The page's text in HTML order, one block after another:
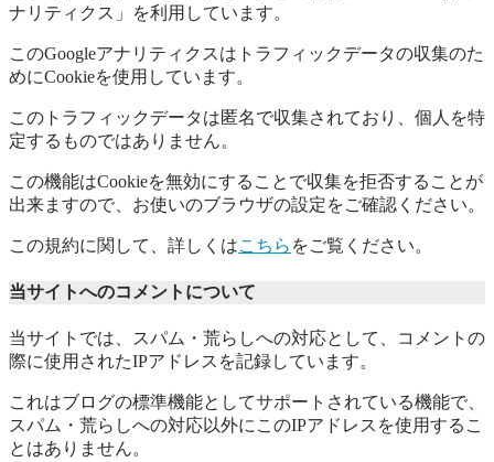
ナリティクス」を利用しています。
このGoogleアナリティクスはトラフィックデータの収集のた
めにCookieを使用しています。
このトラフィックデータは匿名で収集されており、個人を特
定するものではありません。
この機能はCookieを無効にすることで収集を拒否することが
出来ますので、お使いのブラウザの設定をご確認ください。
この規約に関して、詳しくはこちら をご覧ください。
当サイトへのコメントについて
当サイトでは、スパム・荒らしへの対応として、コメントの
際に使用されたIPアドレスを記録しています。
これはブログの標準機能としてサポートされている機能で、
スパム・荒らしへの対応以外にこのIPアドレスを使用するこ
とはありません。